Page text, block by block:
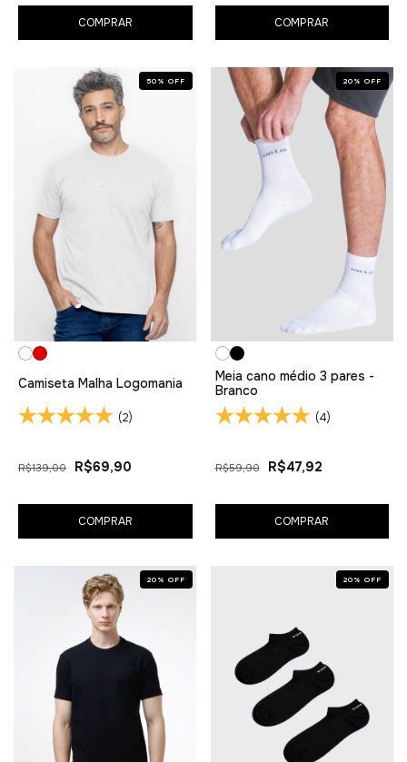
COMPRAR COMPRAR
50 % OFF
Camiseta Malha Logomania
(2)
R$139,00 R$69,90
COMPRAR
20 % OFF
Meia cano médio 3 pares -
Branco
(4)
R$59,90 R$47,92
COMPRAR
20 % OFF 20 % OFF